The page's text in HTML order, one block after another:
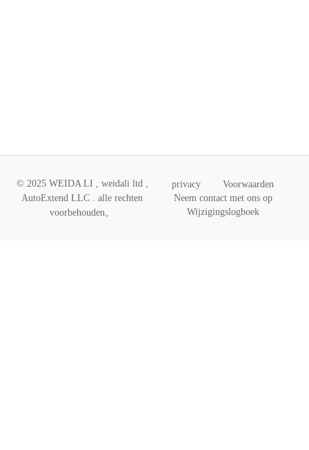
© 2025 WEIDA LI , weidali ltd ,
AutoExtend LLC .alle rechten
voorbehouden。
privacy
Voorwaarden
Neem contact met ons op
Wijzigingslogboek